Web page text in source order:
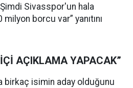
Sivasspor'un hala
borcu var” yanıtını
AÇIKLAMA YAPACAK”
birkaç isimin aday olduğunu